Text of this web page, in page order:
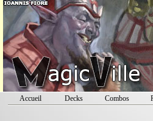
Accueil Decks Combos